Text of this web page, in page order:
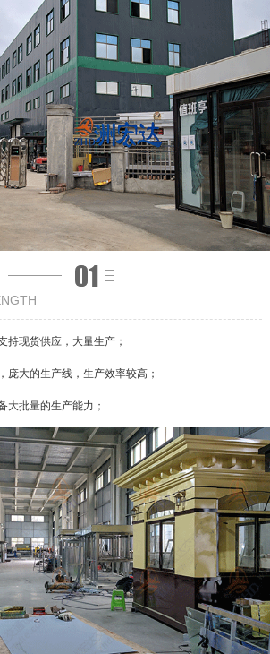
持现货供应，大量生产；
庞大的生产线，生产效率较高；
大批量的生产能力；